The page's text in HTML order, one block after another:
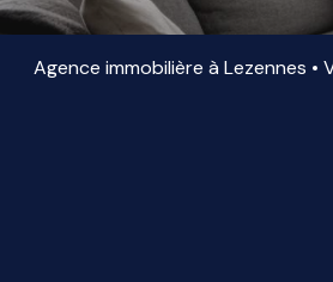
AGENCE
PARTENAIRES
Agence immobilière à Lezennes